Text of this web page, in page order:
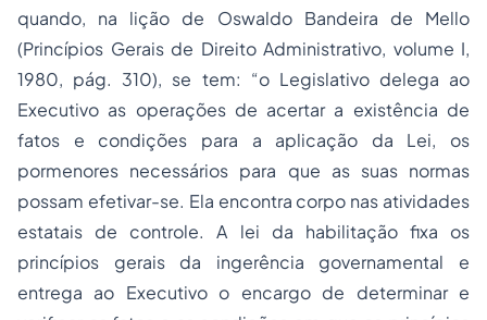
quando, na lição de Oswaldo Bandeira de Mello
(Princípios Gerais de Direito Administrativo, volume I,
1980, pág. 310), se tem: “o Legislativo delega ao
Executivo as operações de acertar a existência de
fatos e condições para a aplicação da Lei, os
pormenores necessários para que as suas normas
possam efetivar-se. Ela encontra corpo nas atividades
estatais de controle. A lei da habilitação fixa os
princípios gerais da ingerência governamental e
entrega ao Executivo o encargo de determinar e